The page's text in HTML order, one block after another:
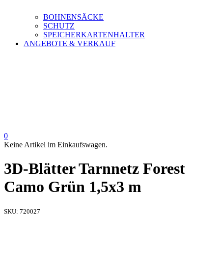
BOHNENSÄCKE
SCHUTZ
SPEICHERKARTENHALTER
ANGEBOTE & VERKAUF
0
Keine Artikel im Einkaufswagen.
3D-Blätter Tarnnetz Forest
Camo Grün 1,5x3 m
SKU: 720027